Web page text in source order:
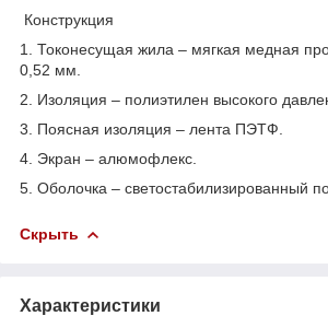
Конструкция
1. Токонесущая жила – мягкая медная
0,52 мм.
2. Изоляция – полиэтилен высокого
3. Поясная изоляция – лента ПЭТФ.
4. Экран – алюмофлекс.
5. Оболочка – светостабилизированный
Скрыть
Характеристики